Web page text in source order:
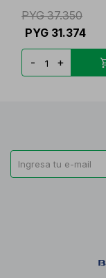
PYG 37.350
PYG 31.374
- +